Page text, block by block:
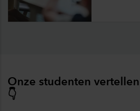
Onze studenten
👇